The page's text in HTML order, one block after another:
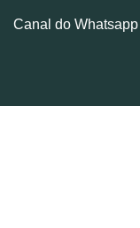
Canal do Whatsapp